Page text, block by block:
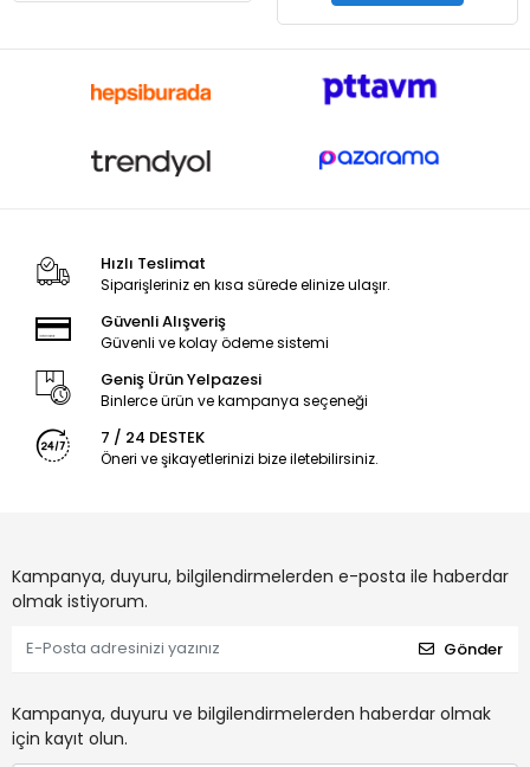
Hızlı Teslimat
Siparişleriniz en kısa sürede elinize ulaşır.
Güvenli Alışveriş
Güvenli ve kolay ödeme sistemi
Geniş Ürün Yelpazesi
Binlerce ürün ve kampanya seçeneği
7 / 24 DESTEK
Öneri ve şikayetlerinizi bize iletebilirsiniz.
Kampanya, duyuru, bilgilendirmelerden e-posta ile haberdar
olmak istiyorum.
Gönder
Kampanya, duyuru ve bilgilendirmelerden haberdar olmak
için kayıt olun.